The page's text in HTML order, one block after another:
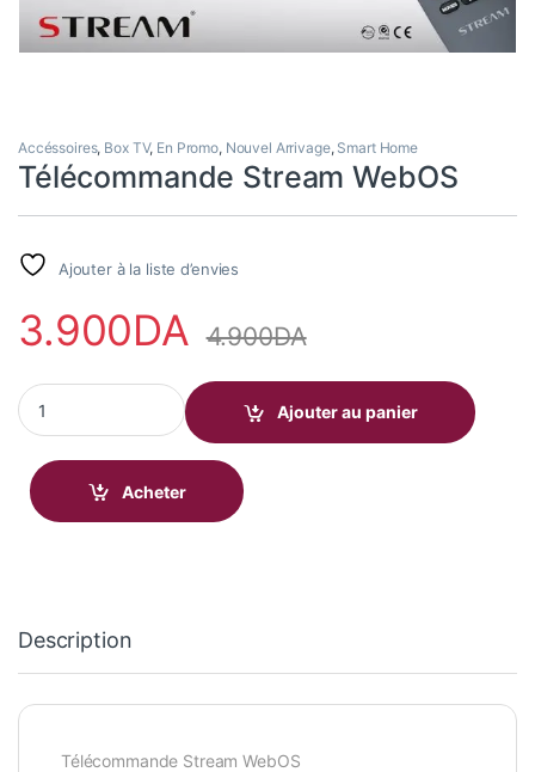
Accéssoires, Box TV, En Promo, Nouvel Arrivage, Smart Home
Télécommande Stream WebOS
Ajouter à la liste d’envies
3.900DA 4.900DA
Télécommande Stream WebOS quantity
Ajouter au panier
Acheter
Description
Télécommande Stream WebOS